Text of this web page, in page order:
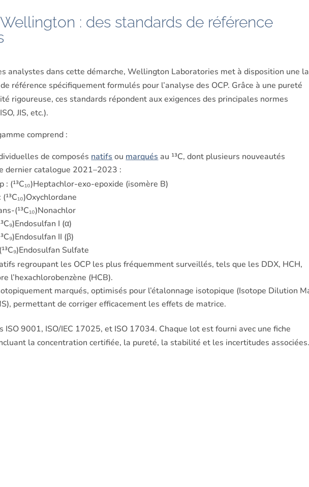
: des standards de référence
analystes dans cette démarche, Wellington Laboratories met à disposition une
référence spécifiquement formulés pour l’analyse des OCP. Grâce à une pureté
rigoureuse, ces standards répondent aux exigences des principales normes
JIS, etc.).
comprend :
de composés natifs ou marqués au ¹³C, dont plusieurs nouveautés
dernier catalogue 2021–2023 :
: (¹³C₁₀)Heptachlor-exo-epoxide (isomère B)
(¹³C₁₀)Nonachlor
I (α)
II (β)
Sulfate
regroupant les OCP les plus fréquemment surveillés, tels que les DDX, HCH,
l’hexachlorobenzène (HCB).
marqués, optimisés pour l’étalonnage isotopique (Isotope Dilution
permettant de corriger efficacement les effets de matrice.
ISO 9001, ISO/IEC 17025, et ISO 17034. Chaque lot est fourni avec une fiche
la concentration certifiée, la pureté, la stabilité et les incertitudes associées.